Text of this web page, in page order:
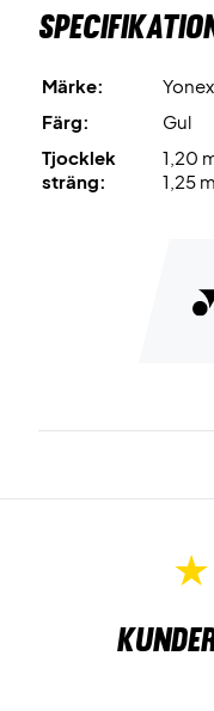
Märke:
Yonex
Färg:
Gul
Tjocklek
sträng:
1,20
1,25